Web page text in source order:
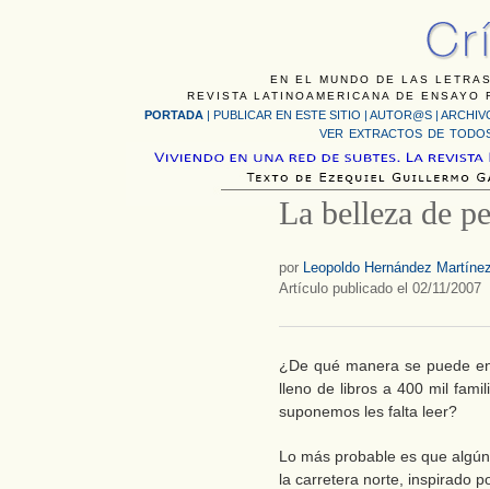
EN EL MUNDO DE LAS
REVISTA LATINOAMERICANA DE
PORTADA | PUBLICAR EN ESTE SITIO | AUTOR@S |
VER EXTRACTOS DE
La belleza de
por Leopoldo Hernández
Artículo publicado el 02/11/2007
¿De qué manera se puede
lleno de libros a 400 mil
suponemos les falta leer?
Lo más probable es que
la carretera norte, inspirado